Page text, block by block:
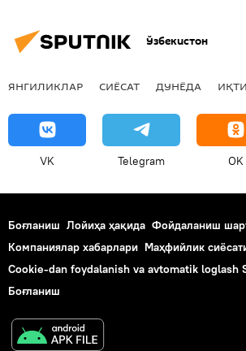
Ўзбекистон
ЯНГИЛИКЛАР СИЁСАТ ДУНЁДА
VK Telegram OK
Боғланиш Лойиҳа ҳақида Фойдаланиш
Компаниялар хабарлари Маҳфийлик
Cookie-dan foydalanish va avtomatik loglash
Боғланиш